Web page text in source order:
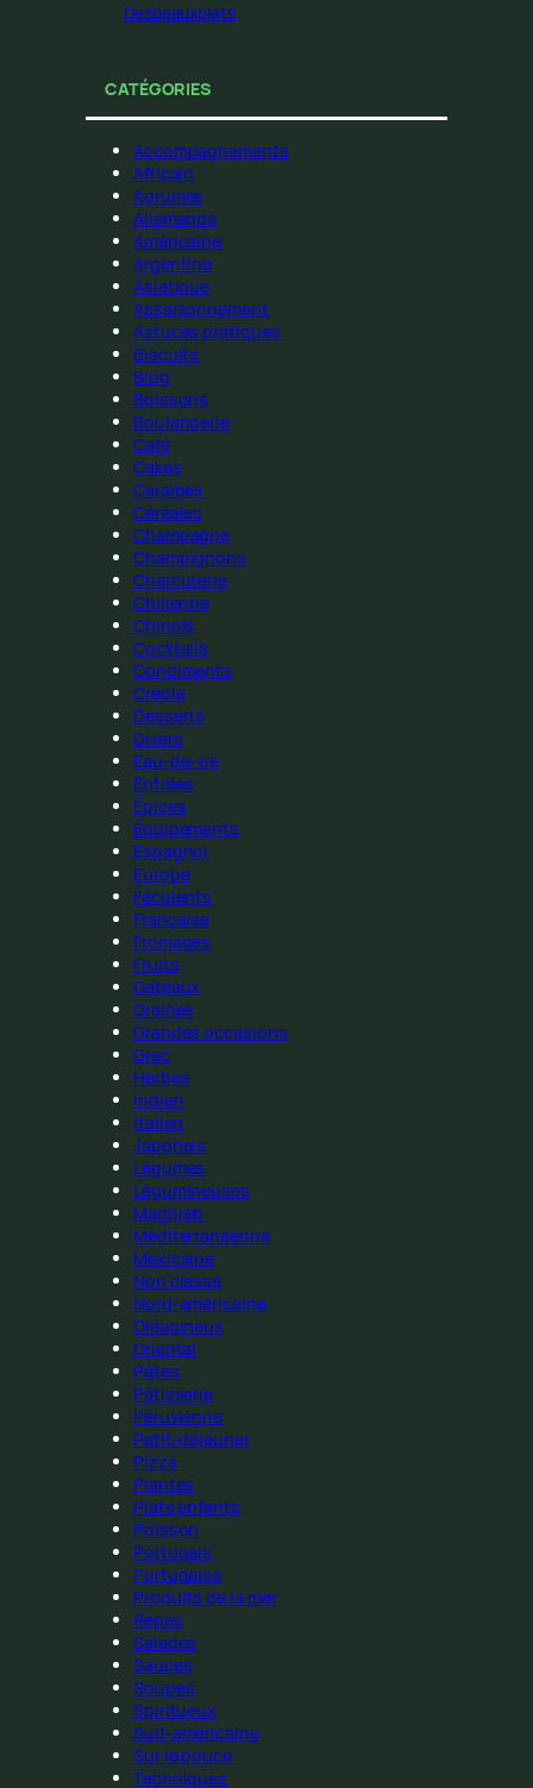
Desbeauxplats
CATÉGORIES
Accompagnements
Africain
Agrumes
Allemande
Américaine
Argentine
Asiatique
Assaisonnement
Astuces pratiques
Biscuits
Blog
Boissons
Boulangerie
Café
Cakes
Caraïbes
Céréales
Champagne
Champignons
Charcuterie
Chilienne
Chinois
Cocktails
Condiments
Créole
Desserts
Divers
Eau-de-vie
Entrées
Épices
Équipements
Espagnol
Europe
Féculents
Française
Fromages
Fruits
Gateaux
Graines
Grandes occasions
Grec
Herbes
Indien
Italien
Japonais
Légumes
Légumineuses
Maghreb
Méditerranéenne
Mexicaine
Non classé
Nord-américaine
Oléagineux
Oriental
Pâtes
Pâtisserie
Péruvienne
Petit-déjeuner
Pizza
Plantes
Plats enfants
Poisson
Portugais
Portugaise
Produits de la mer
Repas
Salades
Sauces
Soupes
Spiritueux
Sud-américaine
Sur le pouce
Techniques